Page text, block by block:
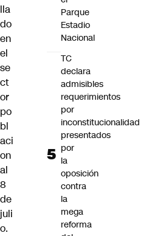
lla
do
en
el
se
ct
or
po
bl
aci
on
al
8
de
juli
o.
Parque
Estadio
Nacional
TC
declara
admisibles
requerimientos
por
inconstitucionalidad
presentados
por
la
oposición
contra
la
mega
reforma